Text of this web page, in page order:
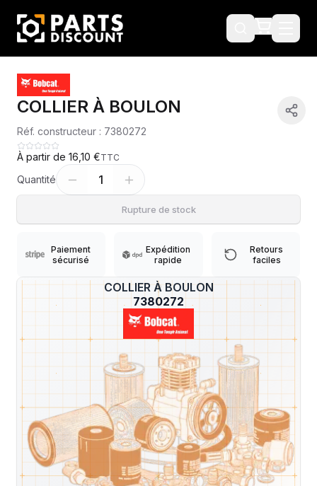
?
COLLIER À BOULON
7380272
COLLIER À BOULON
Réf. constructeur : 7380272
À partir de 16,10 €TTC
Quantité 1
Rupture de stock
Paiement
sécurisé
Expédition
rapide
Retours
faciles
Machines compatibles
Expédition et Retours
sous 48-
72h
—
Sous réserve de disponibilité des stocks.
Livraison estimée 24h/48h par les
transporteurs.
France
métropolitaine
Livraison exclusivement en France
métropolitaine (hors Corse et DOM-
TOM).